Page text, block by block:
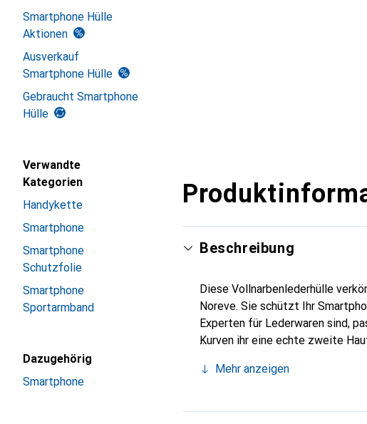
Smartphone Hülle
Aktionen
Ausverkauf
Smartphone Hülle
Gebraucht Smartphone
Hülle
Verwandte
Kategorien
Handykette
Smartphone
Smartphone
Schutzfolie
Smartphone
Sportarmband
Dazugehörig
Smartphone
Beschreibung
Diese Vollnarbenlederhülle
Noreve. Sie schützt Ihr
Experten für Lederwaren sind,
Kurven ihr eine echte zweite
für eine anspruchsvolle
Mehr anzeigen